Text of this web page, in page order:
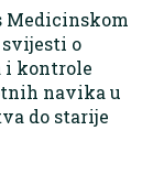
Medicinskom
o
i kontrole
navika u
do starije